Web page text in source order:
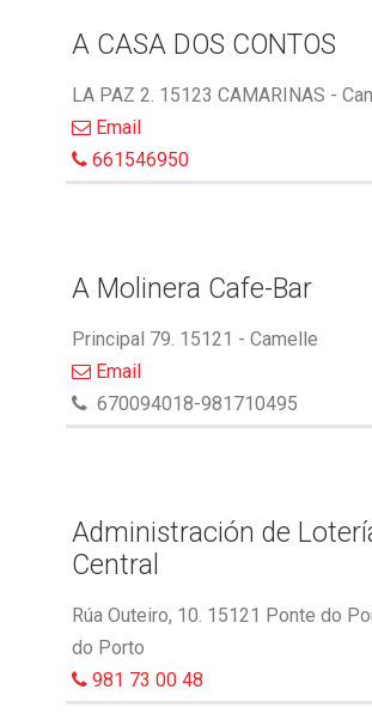
A CASA DOS CONTOS
LA PAZ 2. 15123 CAMARINAS -
Email
661546950
A Molinera Cafe-Bar
Principal 79. 15121 - Camelle
Email
670094018-981710495
Administración de
Central
Rúa Outeiro, 10. 15121 Ponte do
do Porto
981 73 00 48